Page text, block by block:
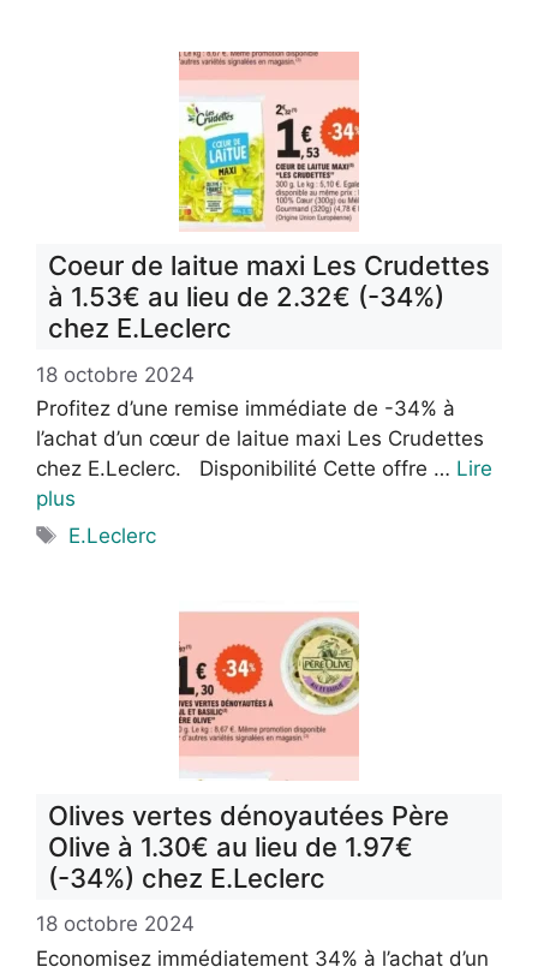
Coeur de laitue maxi Les Crudettes
à 1.53€ au lieu de 2.32€ (-34%)
chez E.Leclerc
18 octobre 2024
Profitez d’une remise immédiate de -34% à
l’achat d’un cœur de laitue maxi Les Crudettes
chez E.Leclerc. Disponibilité Cette offre … Lire
plus
Étiquettes
E.Leclerc
Olives vertes dénoyautées Père
Olive à 1.30€ au lieu de 1.97€
(-34%) chez E.Leclerc
18 octobre 2024
Economisez immédiatement 34% à l’achat d’un